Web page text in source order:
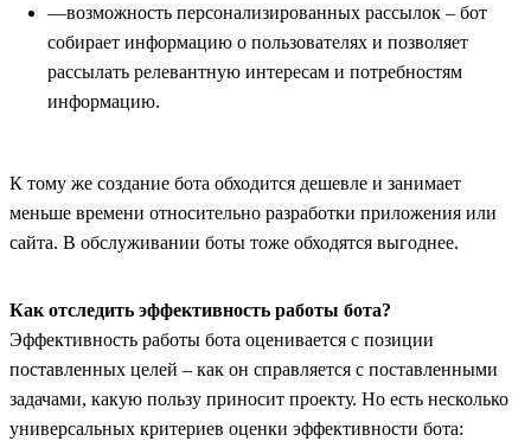
возможность персонализированных рассылок – бот
собирает информацию о пользователях и позволяет
рассылать релевантную интересам и потребностям
информацию.
К тому же создание бота обходится дешевле и занимает
меньше времени относительно разработки приложения или
сайта. В обслуживании боты тоже обходятся выгоднее.
Как отследить эффективность работы бота?
Эффективность работы бота оценивается с позиции
поставленных целей – как он справляется с поставленными
задачами, какую пользу приносит проекту. Но есть несколько
универсальных критериев оценки эффективности бота: